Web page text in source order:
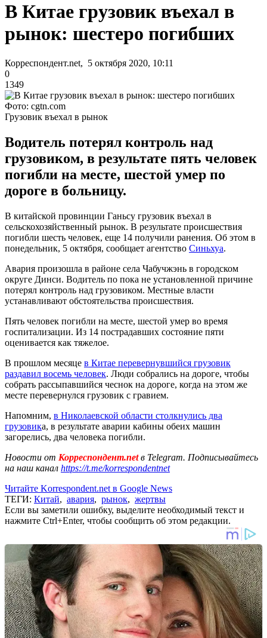
В Китае грузовик въехал в
рынок: шестеро погибших
Корреспондент.net, 5 октября 2020, 10:11
0
1349
Фото: cgtn.com
Грузовик въехал в рынок
Водитель потерял контроль над
грузовиком, в результате пять человек
погибли на месте, шестой умер по
дороге в больницу.
В китайской провинции Ганьсу грузовик въехал в
сельскохозяйственный рынок. В результате происшествия
погибли шесть человек, еще 14 получили ранения. Об этом в
понедельник, 5 октября, сообщает агентство Синьхуа.
Авария произошла в районе села Чабучжэнь в городском
округе Динси. Водитель по пока не установленной причине
потерял контроль над грузовиком. Местные власти
устанавливают обстоятельства происшествия.
Пять человек погибли на месте, шестой умер во время
госпитализации. Из 14 пострадавших состояние пяти
оценивается как тяжелое.
В прошлом месяце в Китае перевернувшийся грузовик
раздавил восемь человек. Люди собрались на дороге, чтобы
собрать рассыпавшийся чеснок на дороге, когда на этом же
месте перевернулся грузовик с гравием.
Напомним, в Николаевской области столкнулись два
грузовика, в результате аварии кабины обеих машин
загорелись, два человека погибли.
Новости от Корреспондент.netв Telegram. Подписывайтесь
на наш канал https://t.me/korrespondentnet
Читайте Korrespondent.net в Google News
ТЕГИ: Китай, авария, рынок, жертвы
Если вы заметили ошибку, выделите необходимый текст и
нажмите Ctrl+Enter, чтобы сообщить об этом редакции.